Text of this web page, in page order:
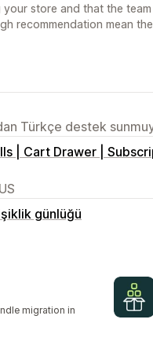
your store and that the
recommendation mean
Türkçe destek
| Cart Drawer |
günlüğü
migration in